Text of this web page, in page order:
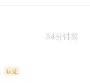
34分钟前
认证